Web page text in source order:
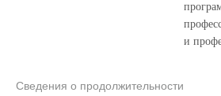
и
Сведения о продолжительности